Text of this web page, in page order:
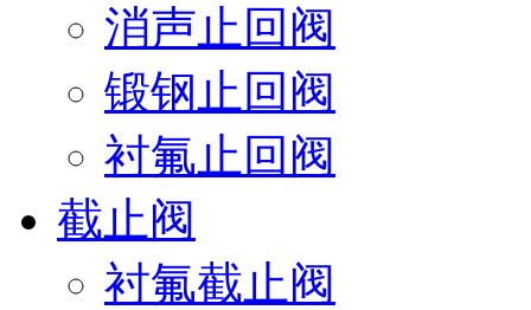
消声止回阀
锻钢止回阀
衬氟止回阀
截止阀
衬氟截止阀